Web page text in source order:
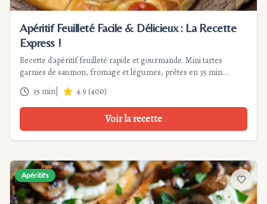
Apéritif Feuilleté Facile & Délicieux : La Recette
Express !
Recette d'apéritif feuilleté rapide et gourmande. Mini tartes
garnies de saumon, fromage et légumes, prêtes en 35 min.
Parfait pour apéros festifs, simple et économique.
35 min 4.9 (400)
Voir la recette
Apéritifs